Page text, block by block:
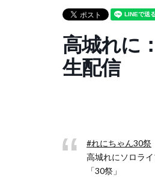
高城れに
生配信
#れにちゃん30祭
高城れにソロラ
「30祭」